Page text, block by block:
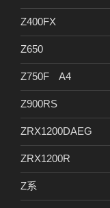
Z400FX
Z650
Z750F A4
Z900RS
ZRX1200DAEG
ZRX1200R
Z系